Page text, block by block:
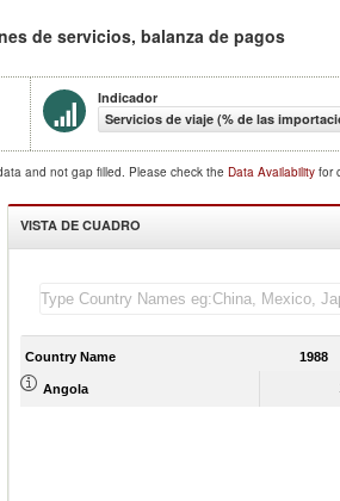
de servicios, balanza de pagos
Indicador
Servicios de viaje (% de las
and not gap filled. Please check the Data Availability for
pagos)
VISTA DE CUADRO
Country Name 1988
Angola